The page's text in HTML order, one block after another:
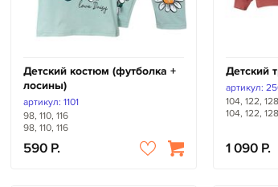
Детский костюм (футболка +
лосины)
артикул: 1101
98, 110, 116
98, 110, 116
590
Детский
артикул:
104, 122, 128
104, 122, 128
1 090